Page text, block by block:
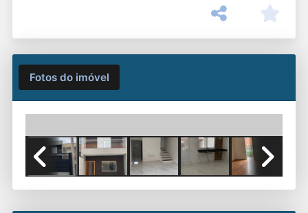
Fotos do imóvel
Previous Next